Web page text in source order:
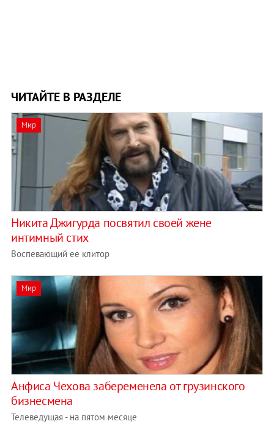
ЧИТАЙТЕ В РАЗДЕЛЕ
Мир
Никита Джигурда посвятил своей жене
интимный стих
Воспевающий ее клитор
Мир
Анфиса Чехова забеременела от грузинского
бизнесмена
Телеведущая - на пятом месяце